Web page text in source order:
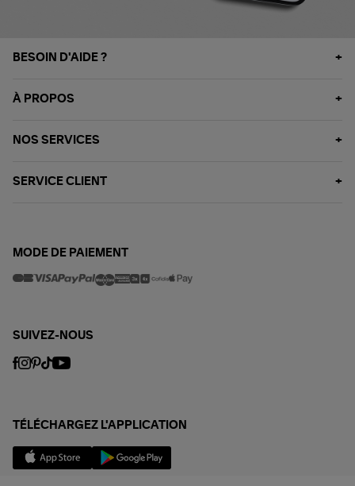
BESOIN D'AIDE ?
À PROPOS
NOS SERVICES
SERVICE CLIENT
MODE DE PAIEMENT
SUIVEZ-NOUS
TÉLÉCHARGEZ L'APPLICATION